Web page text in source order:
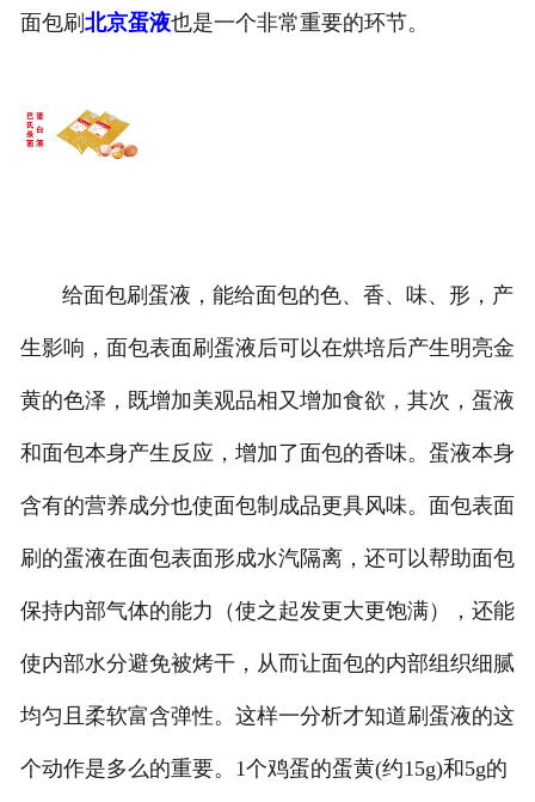
面包刷 北京蛋液也是一个非常重要的环节。
给面包刷蛋液，能给面包的色、香、味、形，产
生影响，面包表面刷蛋液后可以在烘培后产生明亮金
黄的色泽，既增加美观品相又增加食欲，其次，蛋液
和面包本身产生反应，增加了面包的香味。蛋液本身
含有的营养成分也使面包制成品更具风味。面包表面
刷的蛋液在面包表面形成水汽隔离，还可以帮助面包
保持内部气体的能力（使之起发更大更饱满），还能
使内部水分避免被烤干，从而让面包的内部组织细腻
均匀且柔软富含弹性。这样一分析才知道刷蛋液的这
个动作是多么的重要。1个鸡蛋的蛋黄(约15g)和5g的